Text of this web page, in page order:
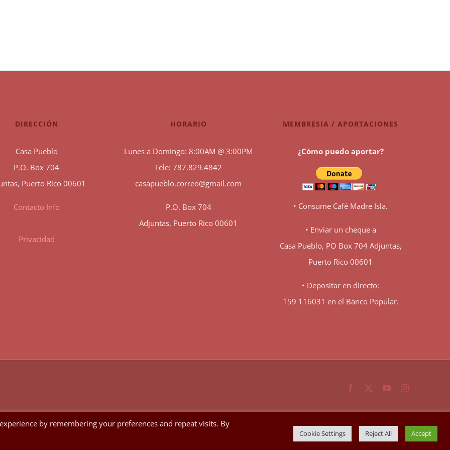
DIRECCIÓN
Casa Pueblo
P.O. Box 704
Puerto Rico 00601
Contacto Info
Privacidad
HORARIO
Lunes a Domingo: 8:00AM @ 3:00PM
Tele: 787.829.4842
casapueblo.correo@gmail.com
P.O. Box 704
Adjuntas, Puerto Rico 00601
MEMBRESIA / APORTACIONES
¿Cómo puedo aportar?
• Consume Café Madre Isla.
• Enviar un cheque a
Casa Pueblo, PO Box 704 Adjuntas,
Puerto Rico 00601
• Depositar en directo:
159 116031 en el Banco Popular.
Facebook YouTubeInstagram
by remembering your preferences and repeat visits. By
Cookie Settings Reject All Accept